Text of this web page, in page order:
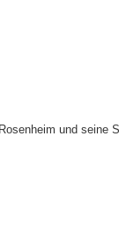
und seine